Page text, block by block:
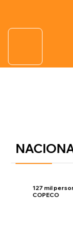
127 mil
COPECO